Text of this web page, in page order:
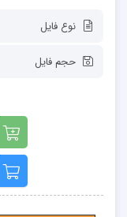
نوع فایل
حجم فایل